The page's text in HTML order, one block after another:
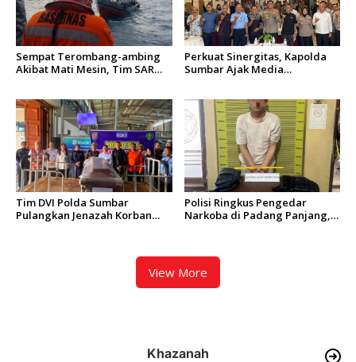
Sempat Terombang-ambing
Akibat Mati Mesin, Tim SAR
Perkuat Sinergitas, Kapolda
Sumbar Ajak Media
Tim DVI Polda Sumbar
Pulangkan Jenazah Korban
Polisi Ringkus Pengedar
Narkoba di Padang Panjang,
View More
Khazanah